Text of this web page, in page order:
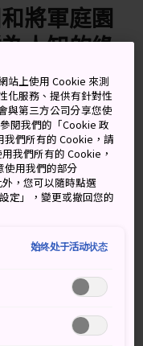
將軍庭園
人知的綠
環繞著閃閃發亮的
綠色堡壘，寧靜而
皇室所用，1946 年
茶屋裡享用傳統茶
水上巴士離開。
戶時代的海水池
站上使用 Cookie 來測
化服務、提供有針對性
與第三方公司分享您使
閱我們的「Cookie 政
我們所有的 Cookie，請
我們所有的 Cookie，
使用我們的部分
，您可以隨時點選
定」，變更或撤回您的
始终处于活动状态